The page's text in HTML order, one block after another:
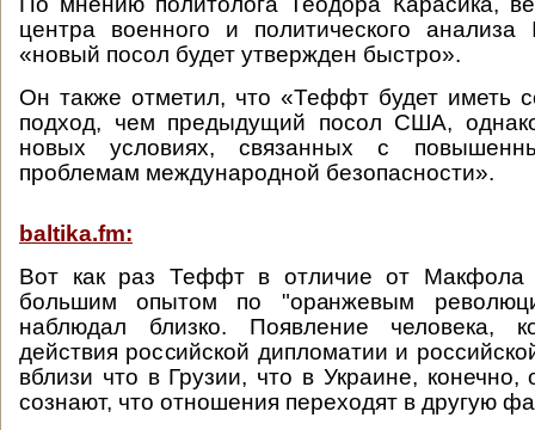
центра военного и политического
«новый посол будет утвержден быстро».
Он также отметил, что «Теффт будет иметь
подход, чем предыдущий посол США,
новых условиях, связанных с
проблемам международной безопасности».
baltika.fm:
Вот как раз Теффт в отличие от Макфола
большим опытом по "оранжевым
наблюдал близко. Появление человека,
действия российской дипломатии и
вблизи что в Грузии, что в Украине,
сознают, что отношения переходят в другую